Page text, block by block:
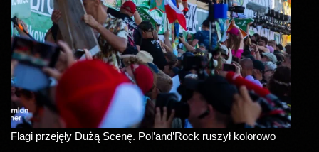
Flagi przejęły Dużą Scenę. Pol’and’Rock ruszył kolorowo